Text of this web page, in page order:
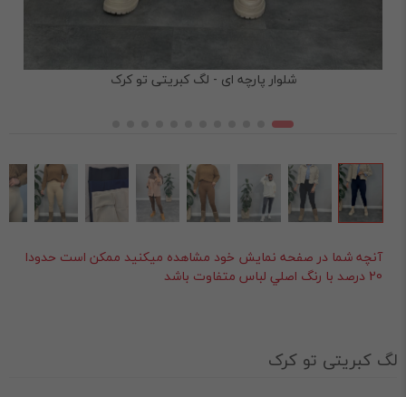
شلوار پارچه ای - لگ کبریتی تو کرک
آنچه شما در صفحه نمايش خود مشاهده ميکنيد ممکن است حدودا
20 درصد با رنگ اصلي لباس متفاوت باشد
لگ کبریتی تو کرک